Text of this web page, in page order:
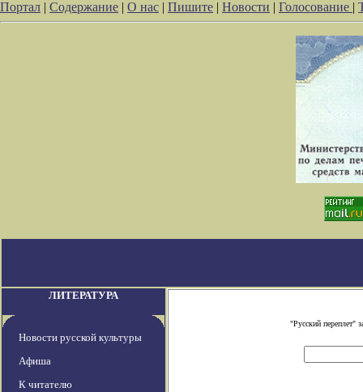
Портал | Содержание | О нас | Пишите | Новости | Голосование |
ЛИТЕРАТУРА
Новости русской культуры
Афиша
К читателю
"Русский переплет"